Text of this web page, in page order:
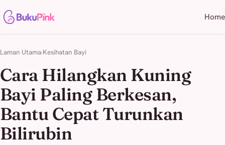
Home
Laman Utama Kesihatan Bayi
Cara Hilangkan Kuning
Bayi Paling Berkesan,
Bantu Cepat Turunkan
Bilirubin